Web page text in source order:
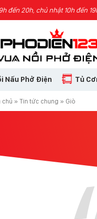
đến 20h, chủ nhật 10h đến
Nấu Phở Điện Tủ
chủ » Tin tức chung » Giò